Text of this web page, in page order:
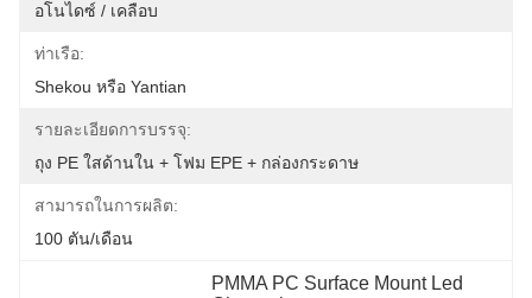
อโนไดซ์ / เคลือบ
ท่าเรือ:
Shekou หรือ Yantian
รายละเอียดการบรรจุ:
ถุง PE ใสด้านใน + โฟม EPE + กล่องกระดาษ
สามารถในการผลิต:
100 ตัน/เดือน
PMMA PC Surface Mount Led